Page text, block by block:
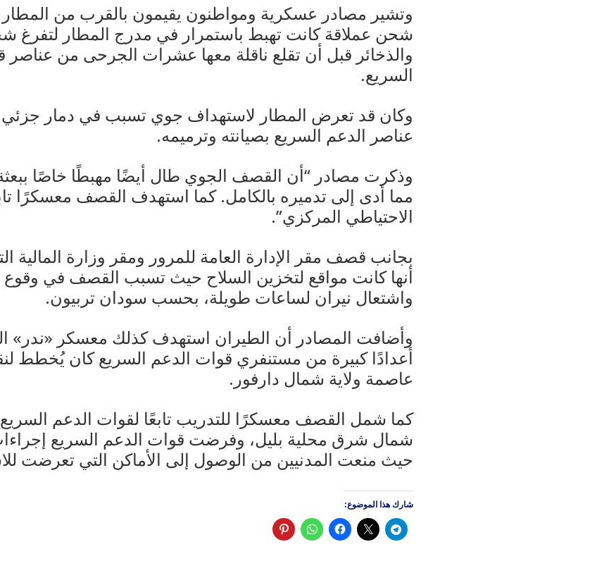
وتشير مصادر عسكرية ومواطنون يقيمون بالقرب من
شحن عملاقة كانت تهبط باستمرار في مدرج المطار لتفرغ
والذخائر قبل أن تقلع ناقلة معها عشرات الجرحى من عناصر
السريع.
وكان قد تعرض المطار لاستهداف جوي تسبب في دمار جزئي
عناصر الدعم السريع بصيانته وترميمه.
وذكرت مصادر “أن القصف الجوي طال أيضًا مهبطًا خاصًا ببعثة
مما أدى إلى تدميره بالكامل. كما استهدف القصف معسكرًا
الاحتياطي المركزي”.
بجانب قصف مقر الإدارة العامة للمرور ومقر وزارة المالية
أنها كانت مواقع لتخزين السلاح حيث تسبب القصف في وقوع
واشتعال نيران لساعات طويلة، بحسب سودان تربيون.
وأضافت المصادر أن الطيران استهدف كذلك معسكر «ندر»
أعدادًا كبيرة من مستنفري قوات الدعم السريع كان يُخطط
عاصمة ولاية شمال دارفور.
كما شمل القصف معسكرًا للتدريب تابعًا لقوات الدعم
شمال شرق محلية بليل، وفرضت قوات الدعم السريع
حيث منعت المدنيين من الوصول إلى الأماكن التي تعرضت
شارك هذا الموضوع: